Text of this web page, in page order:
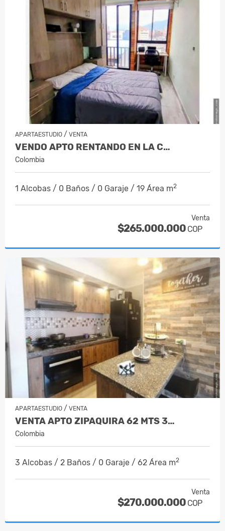
APARTAESTUDIO / VENTA
VENDO APTO RENTANDO EN LA C…
Colombia
1 Alcobas / 0 Baños / 0 Garaje / 19 Área m2
Venta
$265.000.000 COP
APARTAESTUDIO / VENTA
VENTA APTO ZIPAQUIRA 62 MTS 3…
Colombia
3 Alcobas / 2 Baños / 0 Garaje / 62 Área m2
Venta
$270.000.000 COP